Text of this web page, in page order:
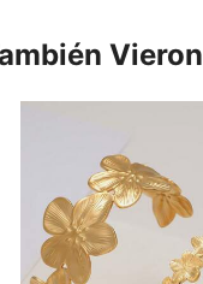
Vieron